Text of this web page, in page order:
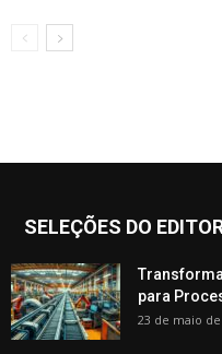
SELEÇÕES DO
para
23 de maio de